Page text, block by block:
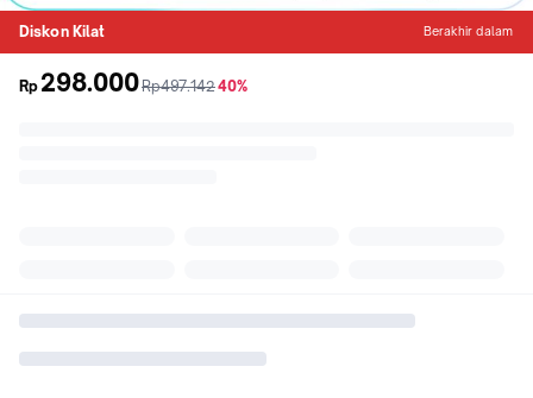
Diskon Kilat Berakhir dalam
Rp 298.000sebelum
Rp497.142diskon
40%